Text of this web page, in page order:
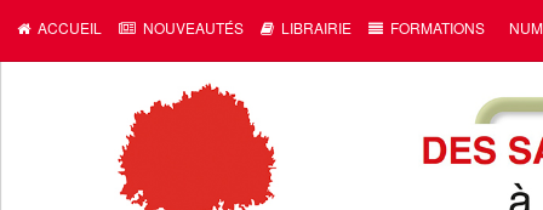
ACCUEIL NOUVEAUTÉS LIBRAIRIE FORMATIONS